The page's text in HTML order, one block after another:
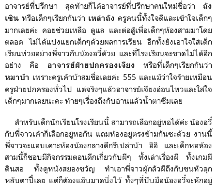
อาจารย์ที่ปรึกษา สุดท้ายก็ได้อาจารย์ที่ปรึกษาคนใหม่ชื่อว่า ถัง
เซิน หรือเด็กๆเรียกกันว่า เหล่าถัง ครูคนนี้ทั้งใจดีและเข้าใจเด็กๆ
มากเลยค่ะ คอยช่วยเหลือ ดูแล และต่อสู้เพื่อเด็กๆห้องสามมาโดย
ตลอด ไม่ได้แบ่งแยกเด็กๆด้วยผลการเรียน อีกทั้งยังเอาใจใส่เด็ก
เรียนห่วยอย่างพี่จาวกับน้องอวี๋ด้วย และที่โรงเรียนจะขาดไม่ได้อีก
อย่าง คือ อาจารย์ฝ่ายปกครองเจียง หรือที่เด็กๆเรียกกันว่า
หมาบ้า เพราะครูเค้าบ้าสมชื่อเลยค่ะ 555 และแม้ว่าใจร้ายเหมือน
ครูฝ่ายปกครองทั่วไป แต่จริงๆแล้วอาจารย์เจียงอ่อนไหวและใส่ใจ
เด็กๆมากเลยนะคะ ท้ายๆเรื่องถึงกับอ่านแล้วน้ำตาซึมเลย
สำหรับเด็กนักเรียนโรงเรียนนี้ สามารถเลือกอยู่หอได้ค่ะ น้องอวี๋
กับพี่จาวเค้าก็เลือกอยู่หอกัน แถมห้องอยู่ตรงข้ามกันซะด้วย งานนี้
พี่จาวจะแอบเคาะห้องน้องกลางดึกรึเปล่าน้า อิอิ และเด็กหอห้อง
สามนี้ก็ชอบมีกิจกรรมตอนดึกเกี่ยวกับผีๆ ทั้งเล่าเรื่องผี ทั้งเกมผี
ดินสอ ทั้งดูหนังสยองขวัญ ทำเอาพี่จาวผู้กลัวผีถึงกับขนหัวลุก
หลับตาปี๋เลย แต่ก็ต้องแอ๊บมาดนิ่งไว้ ทั้งๆที่บีบมือน้องอวี๋จะหักอยู่